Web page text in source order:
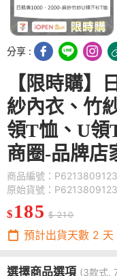
分享 :
【限時購】
紗內衣、竹
領T恤、U領
商圈-品牌店
商品編號：
原始貨號：
$ 185 $ 210
預計出貨天數 2 天
選擇商品選項 (3款式,